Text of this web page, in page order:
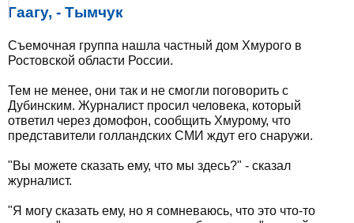
Гаагу, - Тымчук
Cъемочная группа нашла частный дом Хмурого в
Ростовской области России.
Тем не менее, они так и не смогли поговорить с
Дубинским. Журналист просил человека, который
ответил через домофон, сообщить Хмурому, что
представители голландских СМИ ждут его снаружи.
"Вы можете сказать ему, что мы здесь?" - сказал
журналист.
"Я могу сказать ему, но я сомневаюсь, что это что-то